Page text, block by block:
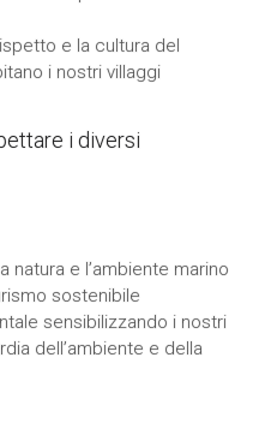
e la cultura del
i nostri villaggi
i diversi
natura e l’ambiente marino
sostenibile
sensibilizzando i nostri
dell’ambiente e della